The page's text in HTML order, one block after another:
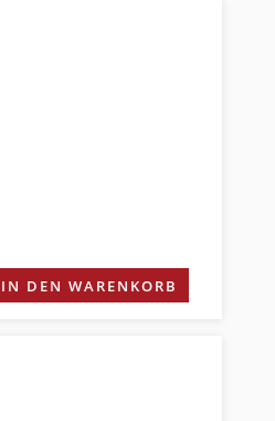
IN DEN WARENKORB